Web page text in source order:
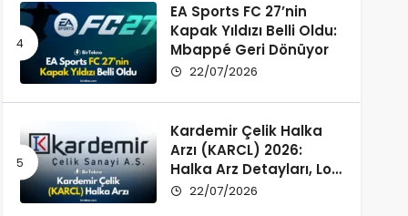
EA Sports FC 27’nin
Kapak Yıldızı Belli Oldu:
Mbappé Geri Dönüyor
22/07/2026
Kardemir Çelik Halka
Arzı (KARCL) 2026:
Halka Arz Detayları, Lot
Dağılımı ve Şirket Profili
22/07/2026